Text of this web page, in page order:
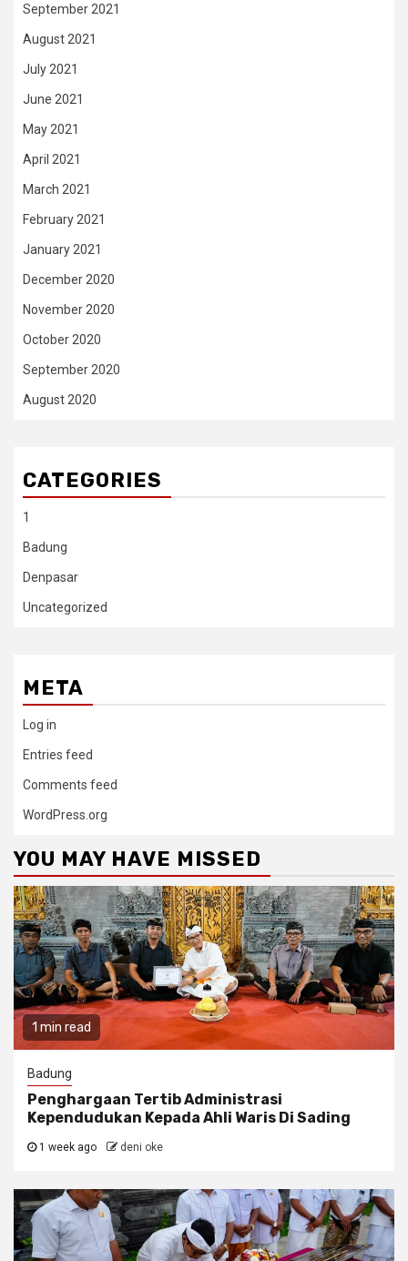
September 2021
August 2021
July 2021
June 2021
May 2021
April 2021
March 2021
February 2021
January 2021
December 2020
November 2020
October 2020
September 2020
August 2020
CATEGORIES
1
Badung
Denpasar
Uncategorized
META
Log in
Entries feed
Comments feed
WordPress.org
YOU MAY HAVE MISSED
1 min read
Badung
Penghargaan Tertib Administrasi
Kependudukan Kepada Ahli Waris Di Sading
1 week ago deni oke